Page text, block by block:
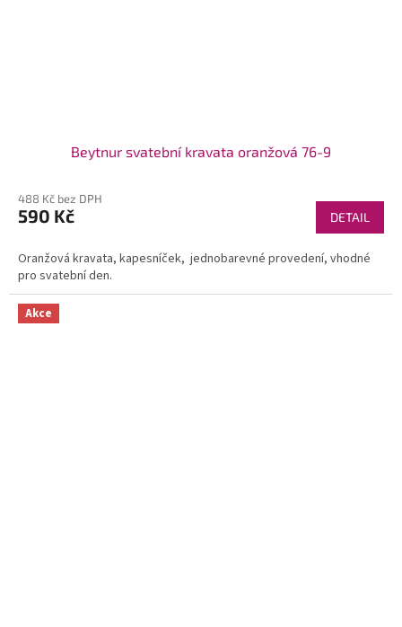
Beytnur svatební kravata oranžová 76-9
488 Kč bez DPH
590 Kč DETAIL
Oranžová kravata, kapesníček, jednobarevné provedení, vhodné
pro svatební den.
Akce